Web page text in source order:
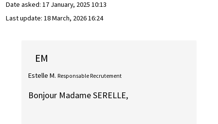
Date asked: 17 January, 2025 10:13
Last update: 18 March, 2026 16:24
EM
Estelle M. Responsable Recrutement
Bonjour Madame SERELLE,